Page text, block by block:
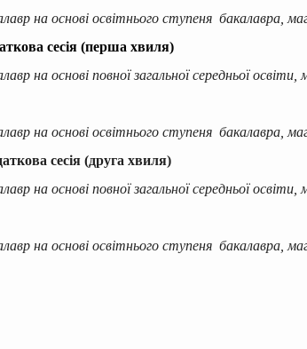
на основі освітнього ступеня бакалавра,
сесія (перша хвиля)
на основі повної загальної середньої
на основі освітнього ступеня бакалавра,
сесія (друга хвиля)
на основі повної загальної середньої
на основі освітнього ступеня бакалавра,